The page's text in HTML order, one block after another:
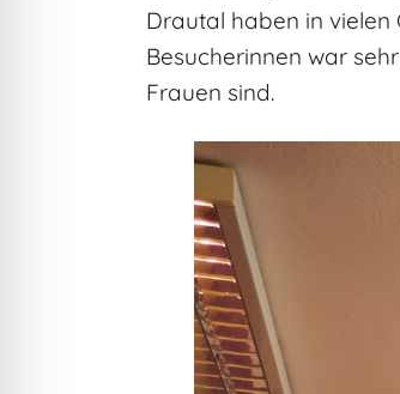
Drautal haben in vielen
Besucherinnen war
Frauen sind.